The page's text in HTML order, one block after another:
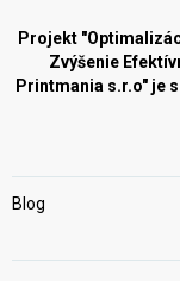
Projekt
Zvýšenie
Printmania s.r.o" je
Blog